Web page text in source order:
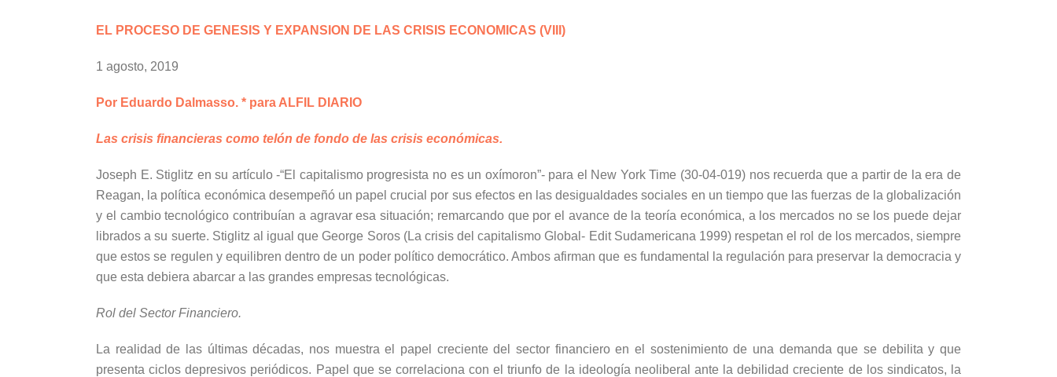
EL PROCESO DE GENESIS Y EXPANSION DE LAS CRISIS ECONOMICAS (VIII)
1 agosto, 2019
Por Eduardo Dalmasso. * para ALFIL DIARIO
Las crisis financieras como telón de fondo de las crisis económicas.
Joseph E. Stiglitz en su artículo -“El capitalismo progresista no es un oxímoron”- para el New York Time (30-04-019) nos recuerda que a partir de la era de
Reagan, la política económica desempeñó un papel crucial por sus efectos en las desigualdades sociales en un tiempo que las fuerzas de la globalización
y el cambio tecnológico contribuían a agravar esa situación; remarcando que por el avance de la teoría económica, a los mercados no se los puede dejar
librados a su suerte. Stiglitz al igual que George Soros (La crisis del capitalismo Global- Edit Sudamericana 1999) respetan el rol de los mercados, siempre
que estos se regulen y equilibren dentro de un poder político democrático. Ambos afirman que es fundamental la regulación para preservar la democracia y
que esta debiera abarcar a las grandes empresas tecnológicas.
Rol del Sector Financiero.
La realidad de las últimas décadas, nos muestra el papel creciente del sector financiero en el sostenimiento de una demanda que se debilita y que
presenta ciclos depresivos periódicos. Papel que se correlaciona con el triunfo de la ideología neoliberal ante la debilidad creciente de los sindicatos, la